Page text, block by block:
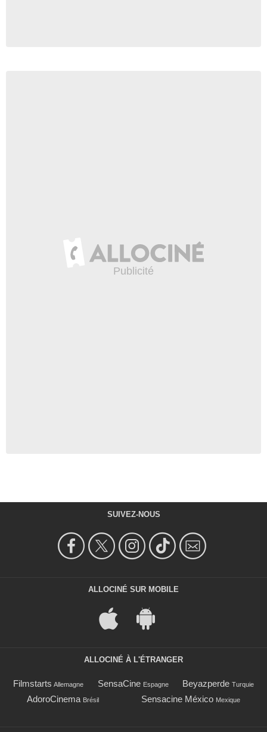
SUIVEZ-NOUS
ALLOCINÉ SUR MOBILE
ALLOCINÉ À L'ÉTRANGER
Filmstarts Allemagne SensaCine Espagne Beyazperde Turquie
AdoroCinema Brésil Sensacine México Mexique